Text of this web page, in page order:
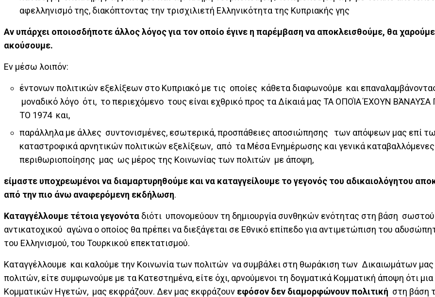
αφελληνισμό της, διακόπτοντας την τρισχιλιετή Ελληνικότητα της Κυπριακής γης
Αν υπάρχει οποιοσδήποτε άλλος λόγος για τον οποίο έγινε η παρέμβαση να αποκλεισθούμε, θα
ακούσουμε.
Εν μέσω λοιπόν:
έντονων πολιτικών εξελίξεων στο Κυπριακό με τις οποίες κάθετα διαφωνούμε και
μοναδικό λόγο ότι, το περιεχόμενο τους είναι εχθρικό προς τα Δίκαιά μας ΤΑ ΟΠΟΊΑ ΈΧΟΥΝ ΒΆΝΑΥΣΑ
ΤΟ 1974 και,
παράλληλα με άλλες συντονισμένες, εσωτερικά, προσπάθειες αποσιώπησης των απόψεων μας επί
καταστροφικά αρνητικών πολιτικών εξελίξεων, από τα Μέσα Ενημέρωσης και γενικά
περιθωριοποίησης μας ως μέρος της Κοινωνίας των πολιτών με άποψη,
είμαστε υποχρεωμένοι να διαμαρτυρηθούμε και να καταγγείλουμε το γεγονός του αδικαιολόγητου
από την πιο άνω αναφερόμενη εκδήλωση.
Καταγγέλλουμε τέτοια γεγονότα διότι υπονομεύουν τη δημιουργία συνθηκών ενότητας στη βάση σωστού
αντικατοχικού αγώνα ο οποίος θα πρέπει να διεξάγεται σε Εθνικό επίπεδο για αντιμετώπιση του
του Ελληνισμού, του Τουρκικού επεκτατισμού.
Καταγγέλλουμε και καλούμε την Κοινωνία των πολιτών να συμβάλει στη θωράκιση των Δικαιωμάτων
πολιτών, είτε συμφωνούμε με τα Κατεστημένα, είτε όχι, αρνούμενοι τη δογματικά Κομματική άποψη ότι
Κομματικών Ηγετών, μας εκφράζουν. Δεν μας εκφράζουν εφόσον δεν διαμορφώνουν πολιτική στη βάση